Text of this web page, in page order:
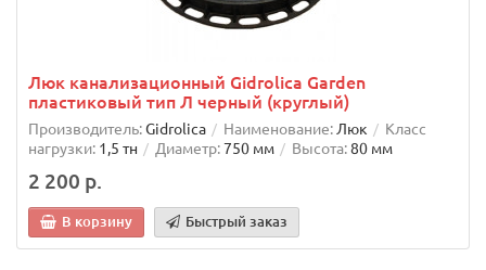
Люк канализационный Gidrolica Garden
пластиковый тип Л черный (круглый)
Производитель:Gidrolica Наименование: Люк
Класс
нагрузки: 1,5 тн Диаметр:750 мм Высота:80 мм
2 200 р.
В корзину Быстрый заказ